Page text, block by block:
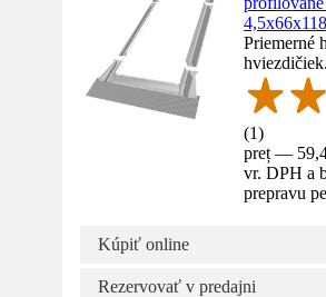
Priemerné
(1)
preț —
vr. DPH a
prepravu
Kúpiť online
Rezervovať v predajni